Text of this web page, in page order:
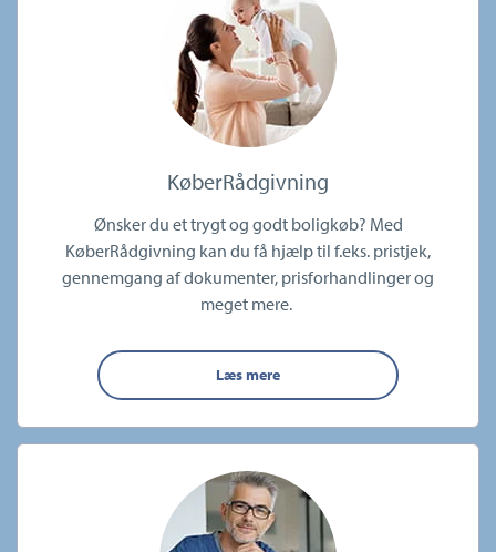
KøberRådgivning
Ønsker du et trygt og godt boligkøb? Med
KøberRådgivning kan du få hjælp til f.eks. pristjek,
gennemgang af dokumenter, prisforhandlinger og
meget mere.
Læs mere